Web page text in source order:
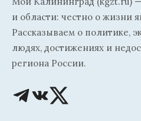
и области: честно о жизни
Рассказываем о политике,
людях, достижениях и
региона России.